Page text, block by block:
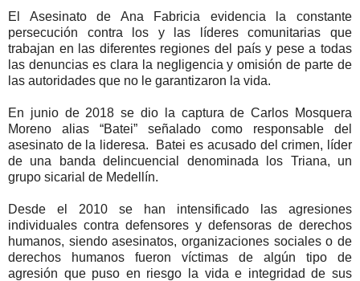
El Asesinato de Ana Fabricia evidencia la constante
persecución contra los y las líderes comunitarias que
trabajan en las diferentes regiones del país y pese a todas
las denuncias es clara la negligencia y omisión de parte de
las autoridades que no le garantizaron la vida.
En junio de 2018 se dio la captura de Carlos Mosquera
Moreno alias “Batei” señalado como responsable del
asesinato de la lideresa. Batei es acusado del crimen, líder
de una banda delincuencial denominada los Triana, un
grupo sicarial de Medellín.
Desde el 2010 se han intensificado las agresiones
individuales contra defensores y defensoras de derechos
humanos, siendo asesinatos, organizaciones sociales o de
derechos humanos fueron víctimas de algún tipo de
agresión que puso en riesgo la vida e integridad de sus